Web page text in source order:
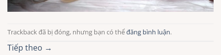
Trackback đã bị đóng, nhưng bạn có thểđăng bình luận.
Tiếp theo →